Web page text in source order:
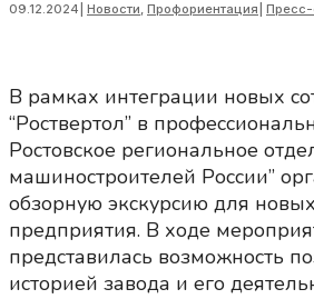
09.12.2024 Новости, Профориентация Пресс-
В рамках интеграции новых
“Роствертол” в
Ростовское региональное
машиностроителей России”
обзорную экскурсию для
предприятия. В ходе
представилась возможность
историей завода и его